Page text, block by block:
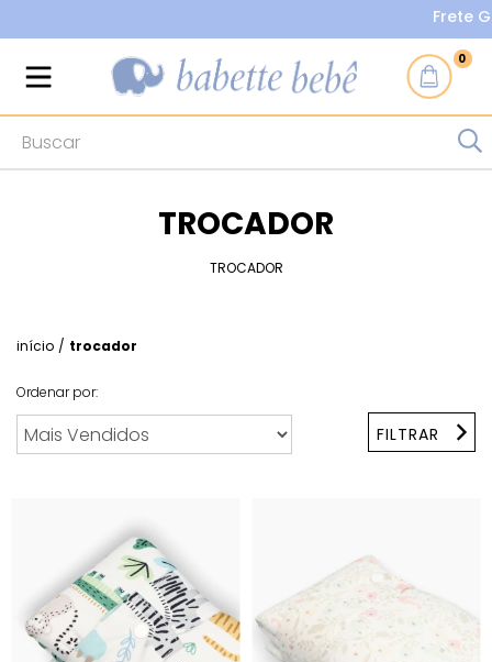
Frete
0
TROCADOR
TROCADOR
início / trocador
Ordenar por:
FILTRAR